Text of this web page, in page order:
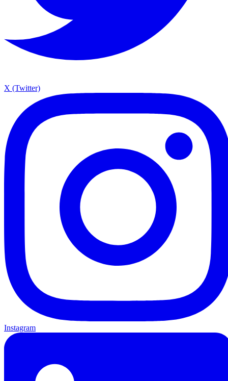
X (Twitter)
Instagram